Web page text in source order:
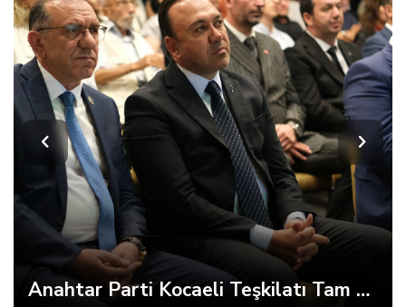
Anahtar Parti Kocaeli Teşkilatı Tam Kadro Toplandı